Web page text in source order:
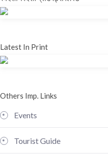
Latest In Print
Others Imp. Links
Events
Tourist Guide